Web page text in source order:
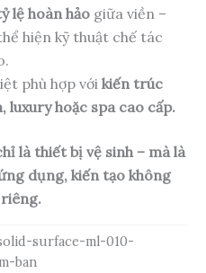
lệ hoàn hảo giữa viền –
hiện kỹ thuật chế tác
phù hợp với kiến trúc
luxury hoặc spa cao cấp.
là thiết bị vệ sinh – mà là
dụng, kiến tạo không
surface-ml-010-
ban